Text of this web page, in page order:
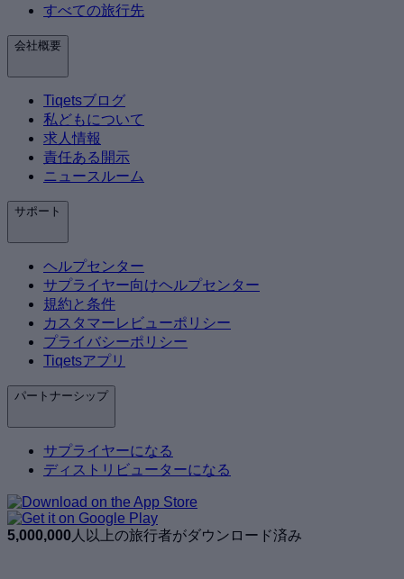
すべての旅行先
会社概要
Tiqetsブログ
私どもについて
求人情報
責任ある開示
ニュースルーム
サポート
ヘルプセンター
サプライヤー向けヘルプセンター
規約と条件
カスタマーレビューポリシー
プライバシーポリシー
Tiqetsアプリ
パートナーシップ
サプライヤーになる
ディストリビューターになる
5,000,000 人以上の旅行者がダウンロード済み